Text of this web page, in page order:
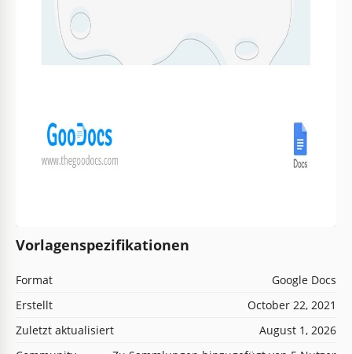
Vorlagenspezifikationen
Format
Google Docs
Erstellt
October 22, 2021
Zuletzt aktualisiert
August 1, 2026